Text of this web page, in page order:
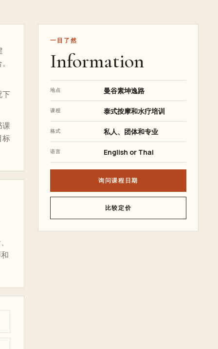
下
课
标
一目了然
Information
地点 曼谷素坤逸路
课程 泰式按摩和水疗培训
格式 私人、团体和专业
语言 English or Thai
询问课程日期
比较定价